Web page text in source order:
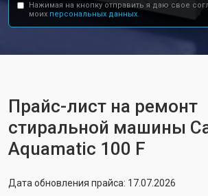
Нажимая на кнопку отправить я даю свое
моих персональных данных.
Прайс-лист на ремонт
стиральной машины
Aquamatic 100 F
Дата обновления прайса: 17.07.2026